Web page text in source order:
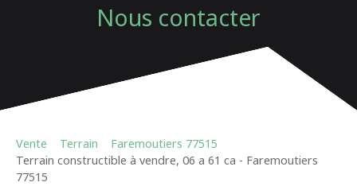
Nous contacter
Vente Terrain
Faremoutiers 77515
Terrain constructible à vendre, 06 a 61 ca - Faremoutiers
77515